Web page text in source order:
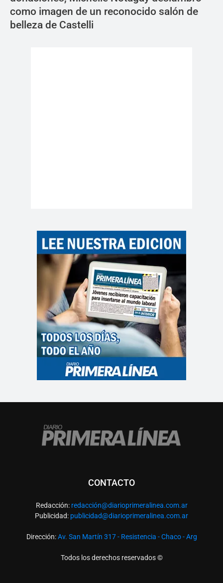
como imagen de un reconocido salón de
belleza de Castelli
CONTACTO
Redacción: redacción@diarioprimeralinea.com.ar
Publicidad: publicidad@diarioprimeralinea.com.ar
Dirección:Av. San Martín 317 - Resistencia - Chaco - Arg
Todos los derechos reservados ©